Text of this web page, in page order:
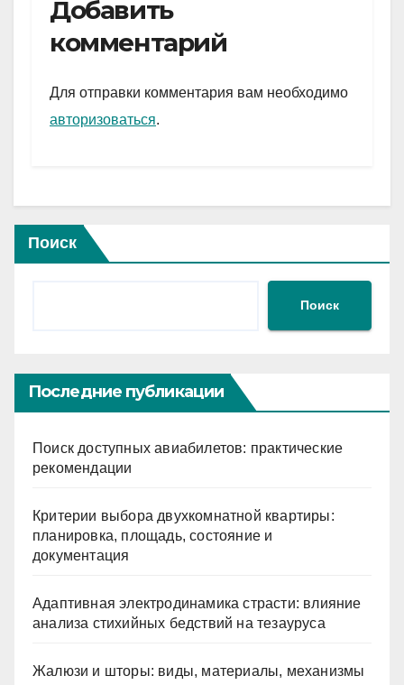
gr
a
m
s
A
p
и
Добавить
комментарий
Для отправки комментария вам необходимо
авторизоваться.
Поиск
Поиск
Последние публикации
Поиск доступных авиабилетов: практические
рекомендации
Критерии выбора двухкомнатной квартиры:
планировка, площадь, состояние и
документация
Адаптивная электродинамика страсти: влияние
анализа стихийных бедствий на тезауруса
Жалюзи и шторы: виды, материалы, механизмы